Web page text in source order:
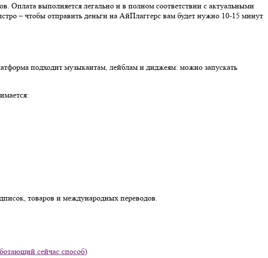
Оплата выполняется легально и в полном соответствии с актуальными
– чтобы отправить деньги на АйПлаггерс вам будет нужно 10-15 минут
подходит музыкантам, лейблам и диджеям: можно запускать
товаров и международных переводов.
сейчас способ)